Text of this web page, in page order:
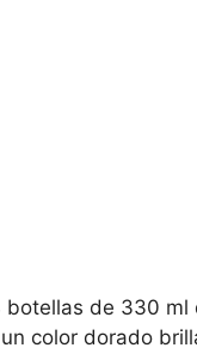
botellas de 330
color dorado